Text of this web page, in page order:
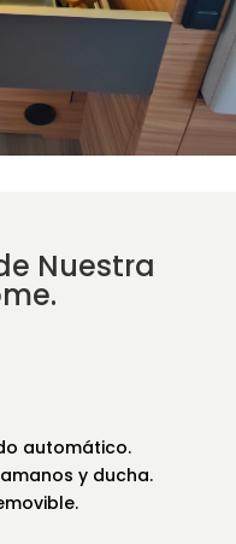
Nuestra
automático.
y ducha.